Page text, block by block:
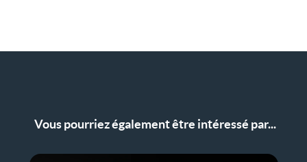
Vous pourriez également être intéressé par...